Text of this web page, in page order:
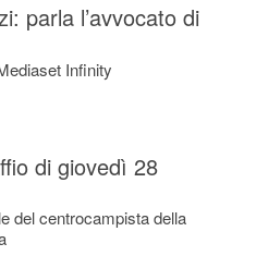
parla l’avvocato di
Infinity
di giovedì 28
del centrocampista della